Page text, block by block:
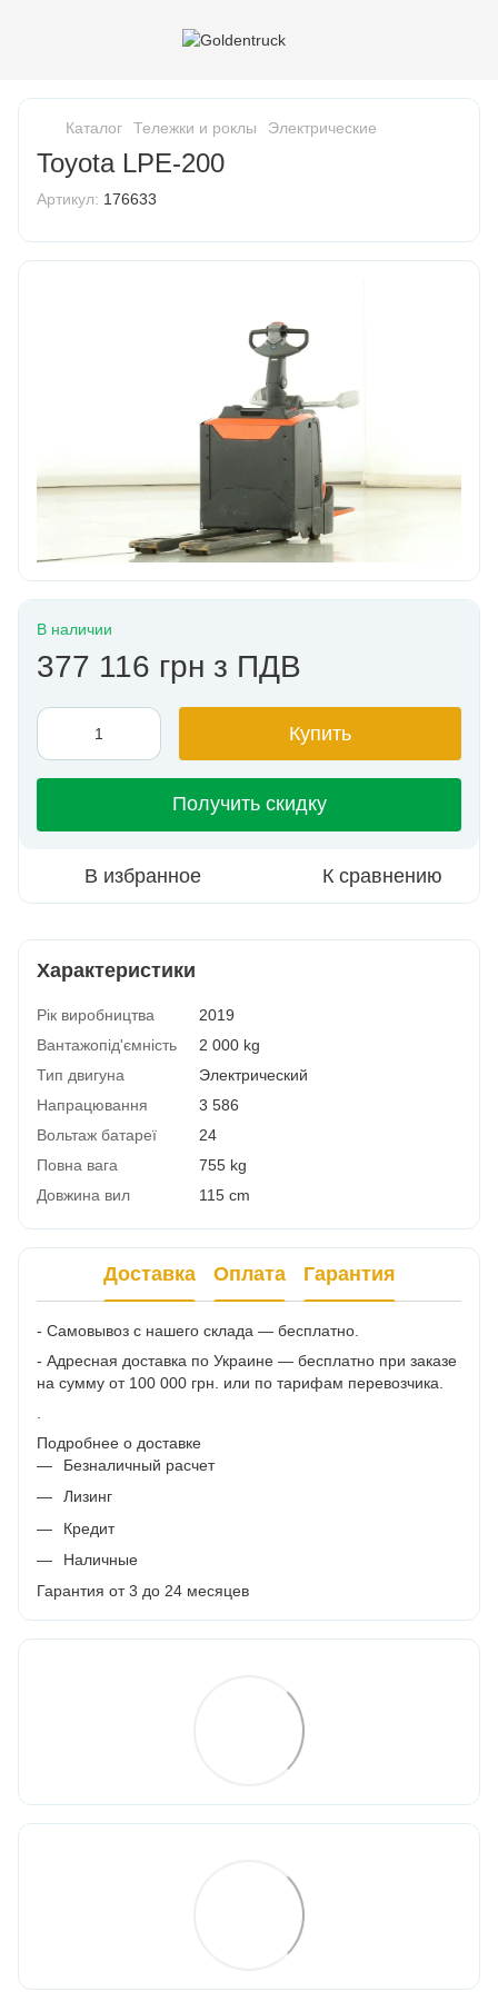
Каталог Тележки и роклы Электрические
Toyota LPE-200
Артикул: 176633
В наличии
377 116 грн з ПДВ
Купить
Получить скидку
В избранное К сравнению
Характеристики
Рік виробництва
2019
Вантажопід'ємність
2 000 kg
Тип двигуна
Электрический
Напрацювання
3 586
Вольтаж батареї
24
Повна вага
755 kg
Довжина вил
115 cm
Доставка Оплата Гарантия
- Самовывоз с нашего склада — бесплатно.
- Адресная доставка по Украине — бесплатно при заказе
на сумму от 100 000 грн. или по тарифам перевозчика.
Подробнее о доставке
Безналичный расчет
Лизинг
Кредит
Наличные
Гарантия от 3 до 24 месяцев